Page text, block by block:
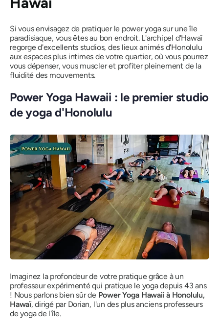
Si vous envisagez de pratiquer le power yoga sur une île
paradisiaque, vous êtes au bon endroit. L'archipel d'Hawaï
regorge d'excellents studios, des lieux animés d'Honolulu
aux espaces plus intimes de votre quartier, où vous pourrez
vous dépenser, vous muscler et profiter pleinement de la
fluidité des mouvements.
Power Yoga Hawaii : le premier studio
de yoga d'Honolulu
Imaginez la profondeur de votre pratique grâce à un
professeur expérimenté qui pratique le yoga depuis 43 ans
! Nous parlons bien sûr de Power Yoga Hawaii à Honolulu,
Hawaï, dirigé par Dorian, l'un des plus anciens professeurs
de yoga de l'île.